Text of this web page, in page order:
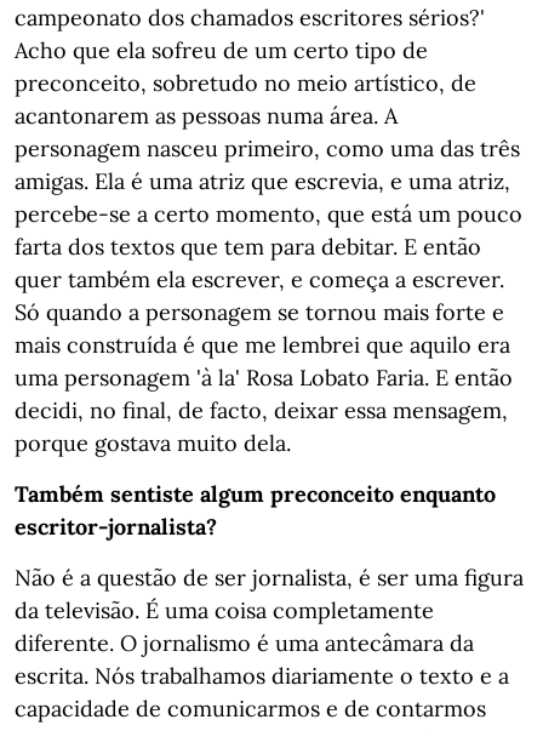
campeonato dos chamados escritores sérios?'
Acho que ela sofreu de um certo tipo de
preconceito, sobretudo no meio artístico, de
acantonarem as pessoas numa área. A
personagem nasceu primeiro, como uma das três
amigas. Ela é uma atriz que escrevia, e uma atriz,
percebe-se a certo momento, que está um pouco
farta dos textos que tem para debitar. E então
quer também ela escrever, e começa a escrever.
Só quando a personagem se tornou mais forte e
mais construída é que me lembrei que aquilo era
uma personagem 'à la' Rosa Lobato Faria. E então
decidi, no final, de facto, deixar essa mensagem,
porque gostava muito dela.
Também sentiste algum preconceito enquanto
escritor-jornalista?
Não é a questão de ser jornalista, é ser uma figura
da televisão. É uma coisa completamente
diferente. O jornalismo é uma antecâmara da
escrita. Nós trabalhamos diariamente o texto e a
capacidade de comunicarmos e de contarmos